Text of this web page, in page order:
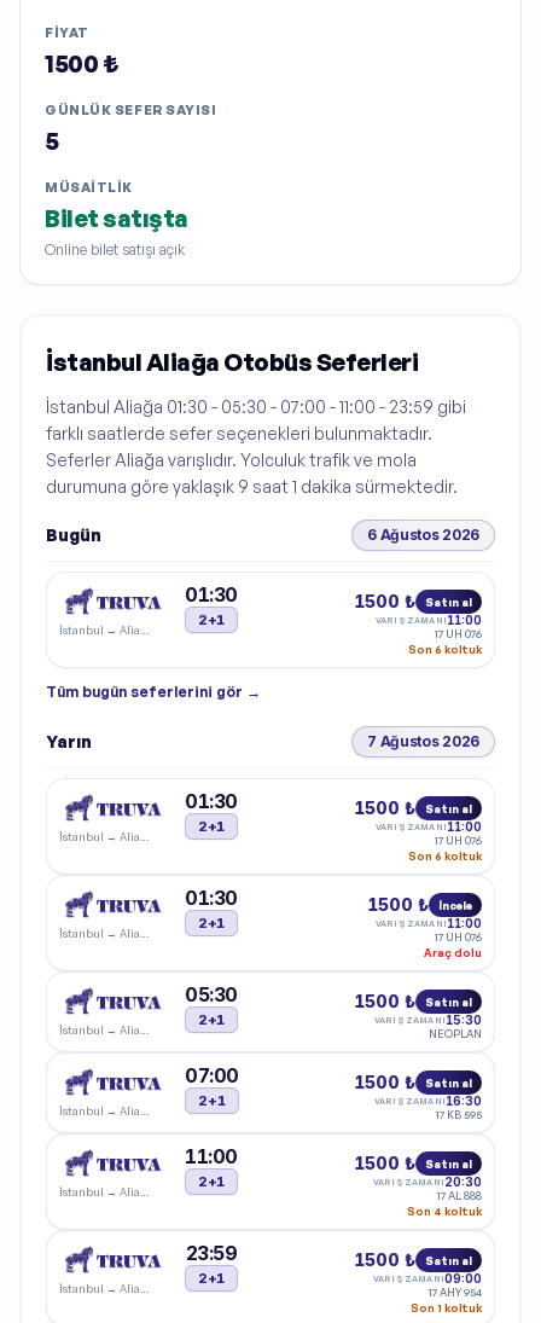
FIYAT
1500 ₺
GÜNLÜK SEFER SAYISI
5
MÜSAITLIK
Bilet satışta
Online bilet satışı açık
İstanbul Aliağa Otobüs Seferleri
İstanbul Aliağa 01:30 - 05:30 - 07:00 - 11:00 - 23:59 gibi
farklı saatlerde sefer seçenekleri bulunmaktadır.
Seferler Aliağa varışlıdır. Yolculuk trafik ve mola
durumuna göre yaklaşık 9 saat 1 dakika sürmektedir.
Bugün 6 Ağustos 2026
İstanbul → Aliağa
01:30
2+1
1500 ₺ Satın al
VARIŞ ZAMANI 11:00
17 UH 076
Son 6 koltuk
Tüm bugün seferlerini gör →
Yarın 7 Ağustos 2026
İstanbul → Aliağa
01:30
2+1
1500 ₺ Satın al
VARIŞ ZAMANI 11:00
17 UH 076
Son 6 koltuk
İstanbul → Aliağa
01:30
2+1
1500 ₺ İncele
VARIŞ ZAMANI 11:00
17 UH 076
Araç dolu
İstanbul → Aliağa
05:30
2+1
1500 ₺ Satın al
VARIŞ ZAMANI 15:30
NEOPLAN
İstanbul → Aliağa
07:00
2+1
1500 ₺ Satın al
VARIŞ ZAMANI 16:30
17 KB 595
İstanbul → Aliağa
11:00
2+1
1500 ₺ Satın al
VARIŞ ZAMANI 20:30
17 AL 888
Son 4 koltuk
İstanbul → Aliağa
23:59
2+1
1500 ₺ Satın al
VARIŞ ZAMANI09:00
17 AHY 954
Son 1 koltuk